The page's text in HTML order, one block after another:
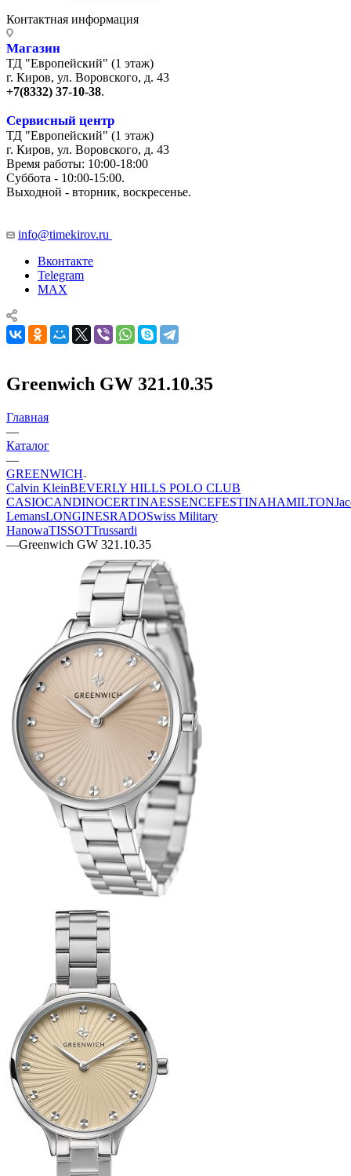
Контактная информация
Магазин
ТД "Европейский" (1 этаж)
г. Киров, ул. Воровского, д. 43
+7(8332) 37-10-38.
Сервисный центр
ТД "Европейский" (1 этаж)
г. Киров, ул. Воровского, д. 43
Время работы: 10:00-18:00
Суббота - 10:00-15:00.
Выходной - вторник, воскресенье.
info@timekirov.ru
Вконтакте
Telegram
MAX
Greenwich GW 321.10.35
Главная
—
Каталог
—
GREENWICH
Calvin KleinBEVERLY HILLS POLO CLUB
CASIOCANDINOCERTINAESSENCEFESTINAHAMILTON
LemansLONGINESRADOSwiss Military
HanowaTISSOTTrussardi
—Greenwich GW 321.10.35